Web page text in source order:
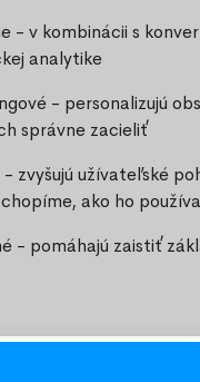
- v kombinácii s
analytike
- personalizujú
správne zacieliť
zvyšujú užívateľské
ako ho
- pomáhajú zaistiť